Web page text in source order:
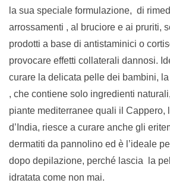
la sua speciale formulazione, di
arrossamenti , al bruciore e ai pruriti,
prodotti a base di antistaminici o
provocare effetti collaterali dannosi.
curare la delicata pelle dei bambini,
, che contiene solo ingredienti
piante mediterranee quali il Cappero,
d’India, riesce a curare anche gli
dermatiti da pannolino ed è l’ideale
dopo depilazione, perché lascia la
idratata come non mai.